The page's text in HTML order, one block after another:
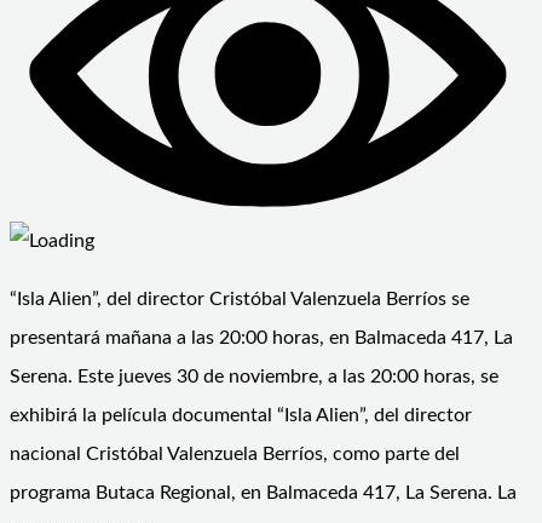
“Isla Alien”, del director Cristóbal Valenzuela Berríos se
presentará mañana a las 20:00 horas, en Balmaceda 417, La
Serena. Este jueves 30 de noviembre, a las 20:00 horas, se
exhibirá la película documental “Isla Alien”, del director
nacional Cristóbal Valenzuela Berríos, como parte del
programa Butaca Regional, en Balmaceda 417, La Serena. La